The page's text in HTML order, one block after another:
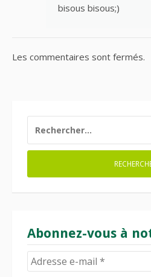
bisous bisous;)
Les commentaires sont fermés.
Abonnez-vous à